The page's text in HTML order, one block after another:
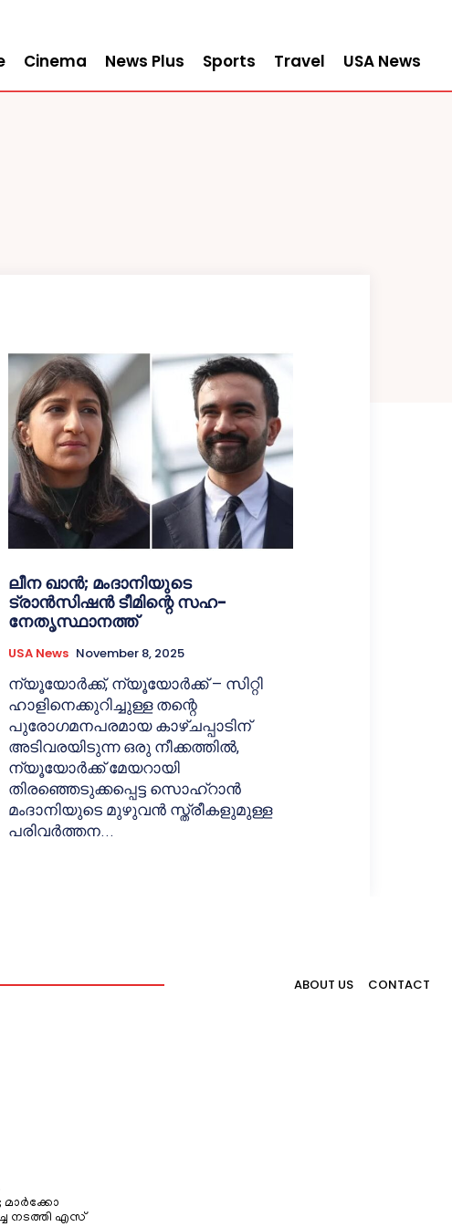
Cinema News Plus Sports Travel USA News
ലീന ഖാൻ; മംദാനിയുടെ
ട്രാൻസിഷൻ ടീമിന്റെ സഹ-
നേതൃസ്ഥാനത്ത്
USA News November 8, 2025
ന്യൂയോർക്ക്, ന്യൂയോർക്ക് — സിറ്റി
ഹാളിനെക്കുറിച്ചുള്ള തന്റെ
പുരോഗമനപരമായ കാഴ്ചപ്പാടിന്
അടിവരയിടുന്ന ഒരു നീക്കത്തിൽ,
ന്യൂയോർക്ക് മേയറായി
തിരഞ്ഞെടുക്കപ്പെട്ട സൊഹ്‌റാൻ
മംദാനിയുടെ മുഴുവൻ സ്ത്രീകളുമുള്ള
പരിവർത്തന...
ABOUT US CONTACT
മാർക്കോ
നടത്തി എസ്